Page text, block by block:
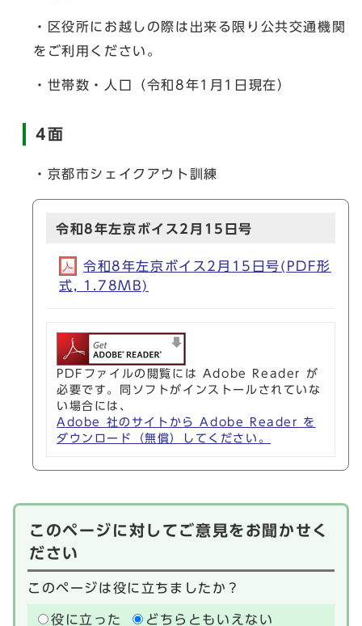
・区役所にお越しの際は出来る限り公共交通機関
をご利用ください。
・世帯数・人口（令和8年1月1日現在）
4面
・京都市シェイクアウト訓練
令和8年左京ボイス2月15日号
令和8年左京ボイス2月15日号(PDF形
式, 1.78MB)
PDFファイルの閲覧には Adobe Reader が
必要です。同ソフトがインストールされていな
い場合には、
Adobe 社のサイトから Adobe Reader を
ダウンロード（無償）してください。
このページに対してご意見をお聞かせく
ださい
このページは役に立ちましたか？
役に立った どちらともいえない